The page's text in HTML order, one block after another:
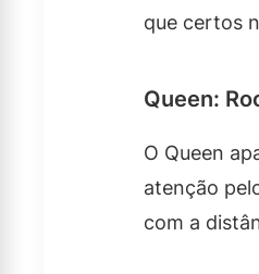
que certos
Queen:
O Queen
atenção
com a